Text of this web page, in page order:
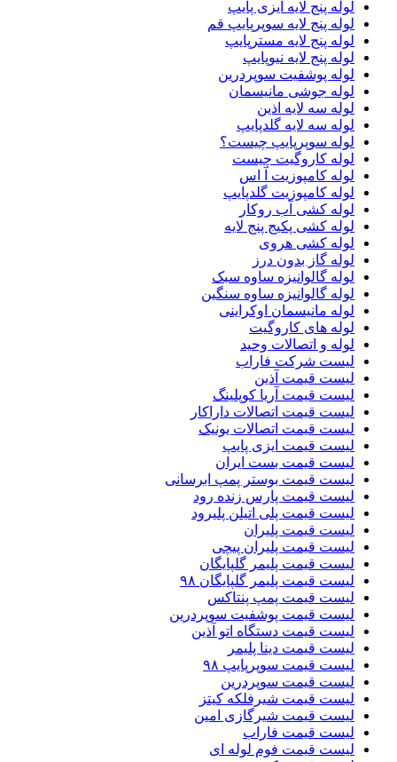
لوله پنج لایه ایزی پایپ
لوله پنج لایه سوپرپایپ قم
لوله پنج لایه مسترپایپ
لوله پنج لایه نیوپایپ
لوله پوشفیت سوپردرین
لوله جوشی مانیسمان
لوله سه لایه اذین
لوله سه لایه گلدپایپ
لوله سوپرپایپ چیست؟
لوله کاروگیت چیست
لوله کامپوزیت آ اس
لوله کامپوزیت گلدپایپ
لوله کشی آب روکار
لوله کشی پکیج پنج لایه
لوله کشی هروی
لوله گاز بدون درز
لوله گالوانیزه ساوه سبک
لوله گالوانیزه ساوه سنگین
لوله مانیسمان اوکراینی
لوله های کاروگیت
لوله و اتصالات وحید
لیست شرکت فاراب
لیست قیمت آذین
لیست قیمت آریا کوپلینگ
لیست قیمت اتصالات داراکار
لیست قیمت اتصالات یونیک
لیست قیمت ایزی پایپ
لیست قیمت بست ایران
لیست قیمت بوستر پمپ ابرسانی
لیست قیمت پارس زنده رود
لیست قیمت پلی اتیلن پلیرود
لیست قیمت پلیران
لیست قیمت پلیران پیچی
لیست قیمت پلیمر گلپایگان
لیست قیمت پلیمر گلپایگان ۹۸
لیست قیمت پمپ پنتاکس
لیست قیمت پوشفیت سوپردرین
لیست قیمت دستگاه اتو آذین
لیست قیمت دینا پلیمر
لیست قیمت سوپرپایپ ۹۸
لیست قیمت سوپردرین
لیست قیمت شیرفلکه کیتز
لیست قیمت شیرگازی امین
لیست قیمت فاراب
لیست قیمت فوم لوله ای